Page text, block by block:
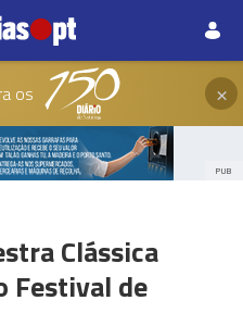
os ×
PUB
Clássica
Festival de